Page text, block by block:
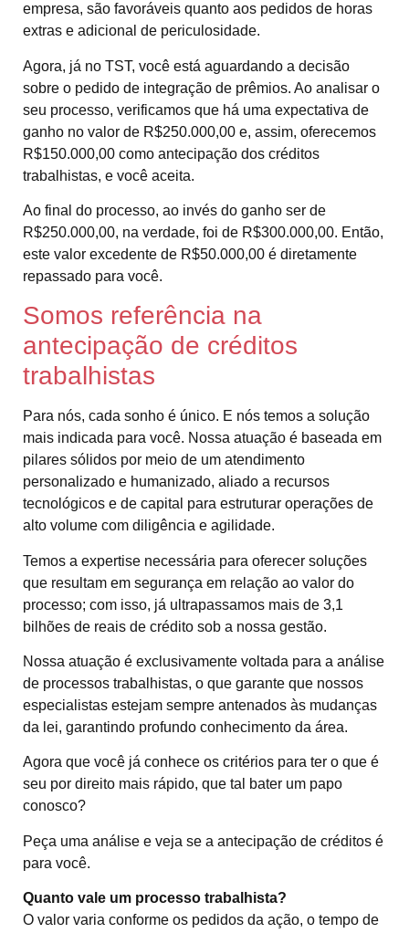
empresa, são favoráveis quanto aos pedidos de horas
extras e adicional de periculosidade.
Agora, já no TST, você está aguardando a decisão
sobre o pedido de integração de prêmios. Ao analisar o
seu processo, verificamos que há uma expectativa de
ganho no valor de R$250.000,00 e, assim, oferecemos
R$150.000,00 como antecipação dos créditos
trabalhistas, e você aceita.
Ao final do processo, ao invés do ganho ser de
R$250.000,00, na verdade, foi de R$300.000,00. Então,
este valor excedente de R$50.000,00 é diretamente
repassado para você.
Somos referência na
antecipação de créditos
trabalhistas
Para nós, cada sonho é único. E nós temos a solução
mais indicada para você. Nossa atuação é baseada em
pilares sólidos por meio de um atendimento
personalizado e humanizado, aliado a recursos
tecnológicos e de capital para estruturar operações de
alto volume com diligência e agilidade.
Temos a expertise necessária para oferecer soluções
que resultam em segurança em relação ao valor do
processo; com isso, já ultrapassamos mais de 3,1
bilhões de reais de crédito sob a nossa gestão.
Nossa atuação é exclusivamente voltada para a análise
de processos trabalhistas, o que garante que nossos
especialistas estejam sempre antenados às mudanças
da lei, garantindo profundo conhecimento da área.
Agora que você já conhece os critérios para ter o que é
seu por direito mais rápido, que tal bater um papo
conosco?
Peça uma análise e veja se a antecipação de créditos é
para você.
Quanto vale um processo trabalhista?
O valor varia conforme os pedidos da ação, o tempo de